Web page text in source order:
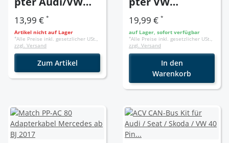
Quadlock MQS-
Einsatz
13,99 € *
Artikel nicht auf Lager
*Alle Preise inkl. gesetzlicher USt.,
zzgl. Versand
Zum Artikel
T5/Touareg
Quadlock MQS-
Einsatz
19,99 € *
auf Lager, sofort verfügbar
*Alle Preise inkl. gesetzlicher USt.,
zzgl. Versand
In den
Warenkorb